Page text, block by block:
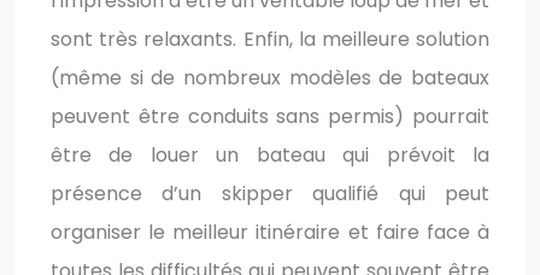
sont très relaxants. Enfin, la meilleure solution
(même si de nombreux modèles de bateaux
peuvent être conduits sans permis) pourrait
être de louer un bateau qui prévoit la
présence d’un skipper qualifié qui peut
organiser le meilleur itinéraire et faire face à